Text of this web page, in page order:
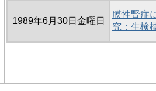
1989年6月30日金曜日
膜性腎症
究：生検